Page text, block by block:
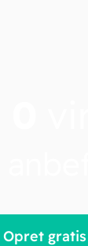
Opret